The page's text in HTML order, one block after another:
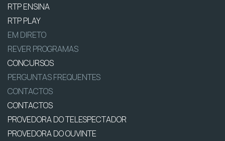
RTP ENSINA
RTP PLAY
EM DIRETO
REVER PROGRAMAS
CONCURSOS
PERGUNTAS FREQUENTES
CONTACTOS
CONTACTOS
PROVEDORA DO TELESPECTADOR
PROVEDORA DO OUVINTE